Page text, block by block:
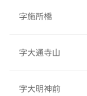
字施所橋
字大通寺山
字大明神前